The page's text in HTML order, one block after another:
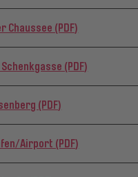
Chaussee (PDF)
(PDF)
(PDF)
Airport (PDF)